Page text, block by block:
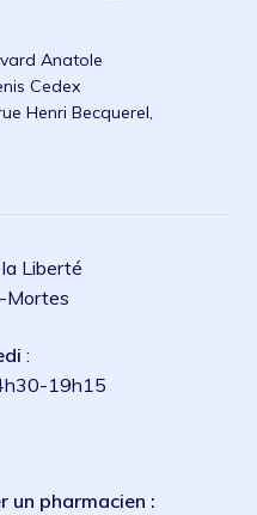
Anatole
Cedex
Henri Becquerel,
Liberté
Mortes
:
19h15
un pharmacien :